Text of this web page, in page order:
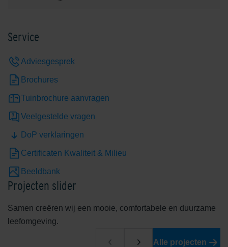
Service
Adviesgesprek
Brochures
Tuinbrochure aanvragen
Veelgestelde vragen
DoP verklaringen
Certificaten Kwaliteit & Milieu
Beeldbank
Projecten slider
Samen creëren wij een mooie, comfortabele en duurzame
leefomgeving.
Alle projecten